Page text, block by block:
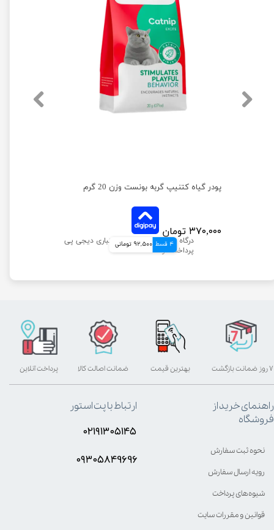
پودر گیاه کتنیپ گربه بونست وزن 20 گرم
۳۷۰,۰۰۰ تومان
4 قسط 92,500 تومانی
بهترین قیمت پرداخت آنلاین ۷ روز ضمانت بازگشت ضمانت اصالت کالا
راهنمای خرید از
فروشگاه
نحوه ثبت سفارش
رویه ارسال سفارش
شیوه‌های پرداخت
قوانین و مقررات سایت
ارتباط با پت استور
۰۲۱۹۱۳۰۵۱۴۵
۰۹۳۰۵8۴9696